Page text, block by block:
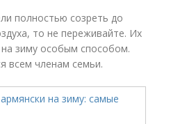
полностью созреть до
то не переживайте. Их
зиму особым способом.
всем членам семьи.